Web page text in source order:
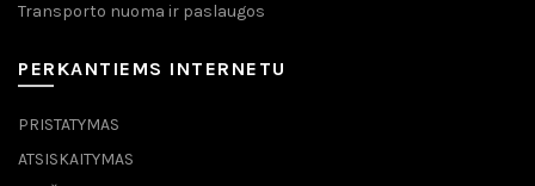
Transporto nuoma ir paslaugos
PERKANTIEMS INTERNETU
PRISTATYMAS
ATSISKAITYMAS